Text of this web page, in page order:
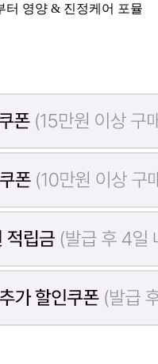
터 영양 & 진정케어 포뮬